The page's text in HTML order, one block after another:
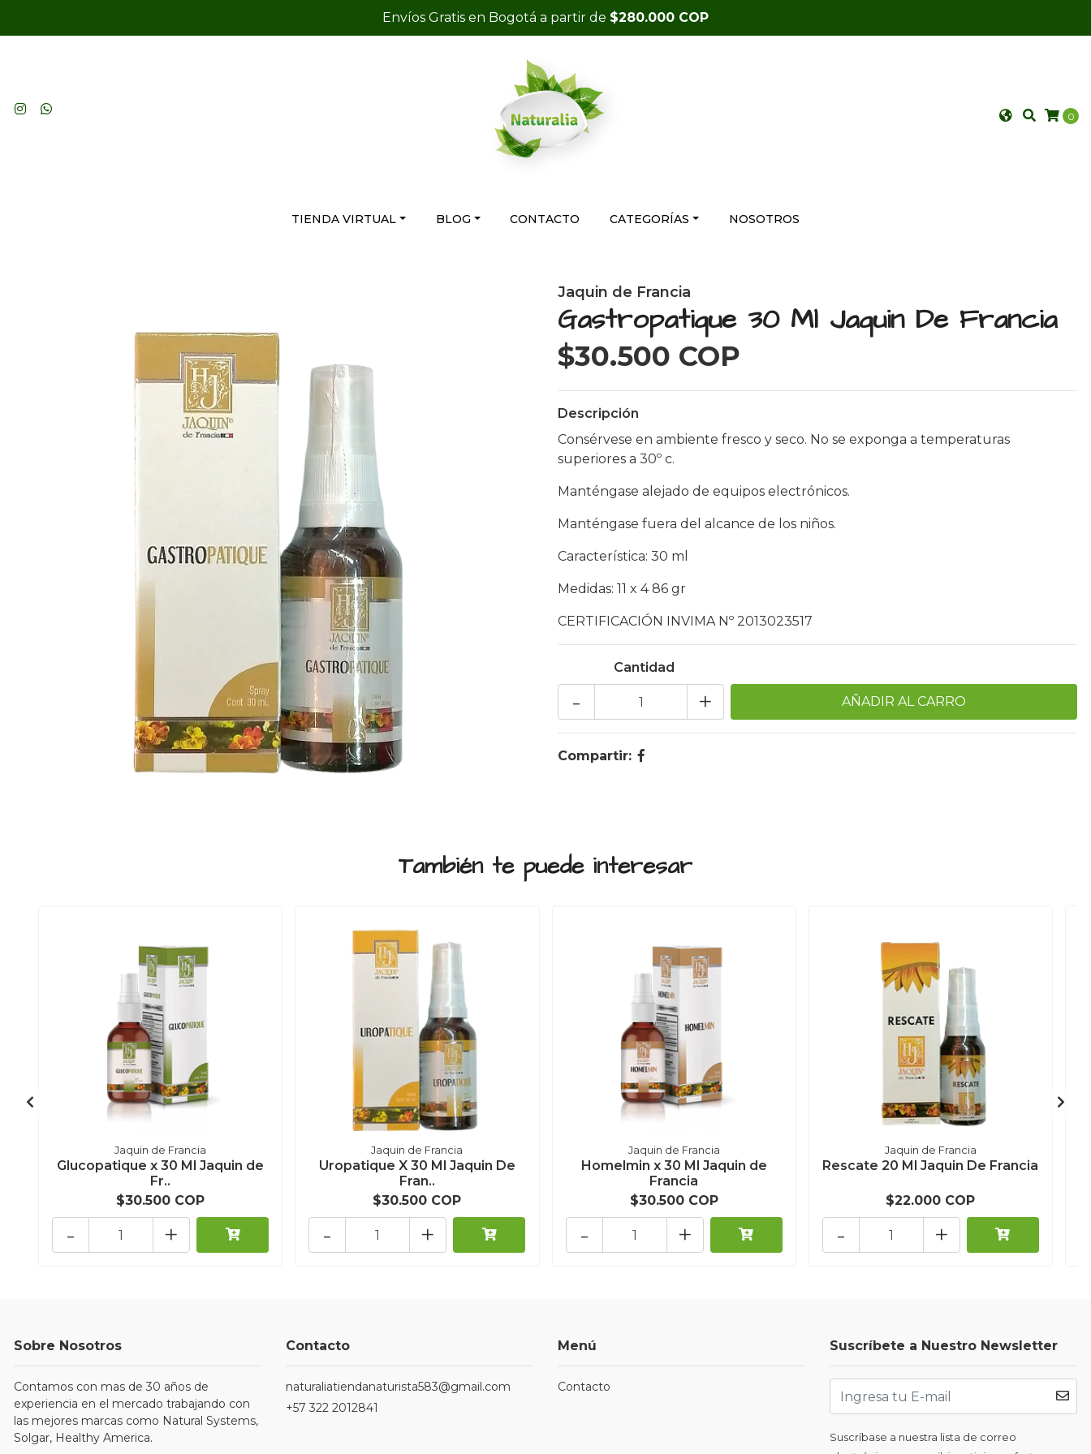
Envíos Gratis en Bogotá a partir de $280.000 COP
0
TIENDA VIRTUAL BLOG CONTACTO CATEGORÍAS NOSOTROS
Jaquin de Francia
Gastropatique 30 Ml Jaquin De Francia
$30.500 COP
Descripción
Consérvese en ambiente fresco y seco. No se exponga a temperaturas
superiores a 30º c.
Manténgase alejado de equipos electrónicos.
Manténgase fuera del alcance de los niños.
Característica: 30 ml
Medidas: 11 x 4 86 gr
CERTIFICACIÓN INVIMA Nº 2013023517
Cantidad
+
-
Compartir:
También te puede interesar
Jaquin de Francia
Glucopatique x 30 Ml Jaquin de
Fr..
$30.500 COP
+
-
Jaquin de Francia
Uropatique X 30 Ml Jaquin De
Fran..
$30.500 COP
+
-
Jaquin de Francia
Homelmin x 30 Ml Jaquin de
Francia
$30.500 COP
+
-
Jaquin de Francia
Rescate 20 Ml Jaquin De Francia
$22.000 COP
+
-
Sobre Nosotros
Contamos con mas de 30 años de
experiencia en el mercado trabajando con
las mejores marcas como Natural Systems,
Solgar, Healthy America.
Contacto
naturaliatiendanaturista583@gmail.com
+57 322 2012841
Menú
Contacto
Suscríbete a Nuestro Newsletter
Suscríbase a nuestra lista de correo